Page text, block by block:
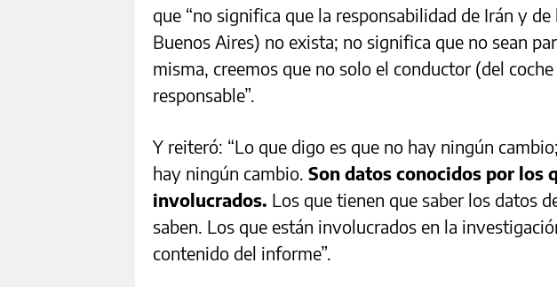
que “no significa que la responsabilidad de Irán y
Buenos Aires) no exista; no significa que no sean
misma, creemos que no solo el conductor (del
responsable”.
Y reiteró: “Lo que digo es que no hay ningún
hay ningún cambio. Son datos conocidos por los
involucrados. Los que tienen que saber los datos
saben. Los que están involucrados en la
contenido del informe”.